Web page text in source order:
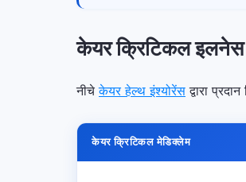
केयर क्रिटिकल
नीचेकेयर हेल्थ इंश्योरेंस द्वारा
केयर क्रिटिकल मेडिक्लेम